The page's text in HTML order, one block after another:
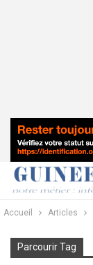
Accueil Articles
Parcourir Tag